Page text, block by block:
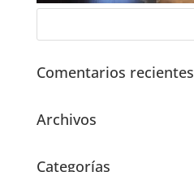
Comentarios recientes
Archivos
Categorías